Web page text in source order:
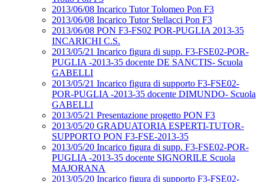
2013/06/08 Incarico Tutor Tolomeo Pon F3
2013/06/08 Incarico Tutor Stellacci Pon F3
2013/06/08 PON F3-FS02 POR-PUGLIA 2013-35
INCARICHI C.S.
2013/05/21 Incarico figura di supp. F3-FSE02-POR-
PUGLIA -2013-35 docente DE SANCTIS- Scuola
GABELLI
2013/05/21 Incarico figura di supporto F3-FSE02-
POR-PUGLIA -2013-35 docente DIMUNDO- Scuola
GABELLI
2013/05/21 Presentazione progetto PON F3
2013/05/20 GRADUATORIA ESPERTI-TUTOR-
SUPPORTO PON F3-FSE-2013-35
2013/05/20 Incarico figura di supp. F3-FSE02-POR-
PUGLIA -2013-35 docente SIGNORILE Scuola
MAJORANA
2013/05/20 Incarico figura di supporto F3-FSE02-